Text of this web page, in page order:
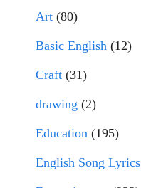
Art (80)
Basic English (12)
Craft (31)
drawing (2)
Education (195)
English Song Lyrics